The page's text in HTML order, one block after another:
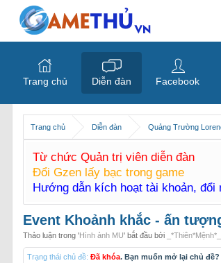
Trang chủ Diễn đàn Quảng Trường
Từ chức Quản trị viên diễn đàn
Đổi Gzen lấy bạc trong game
Hướng dẫn kích hoạt tài khoản, đổi
Event Khoảnh khắc - ấn
Thảo luận trong 'Hình ảnh MU' bắt đầu bởi _*Thiên*Mệnh*_
Trạng thái chủ đề: Đã khóa. Bạn muốn mở lại chủ
Trang chủ Diễn đàn Facebook